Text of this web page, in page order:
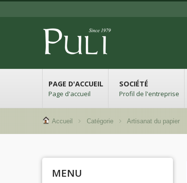
PAGE D'ACCUEIL
Page d'accueil
SOCIÉTÉ
Profil de l'entreprise
Accueil Catégorie Artisanat du papier
MENU